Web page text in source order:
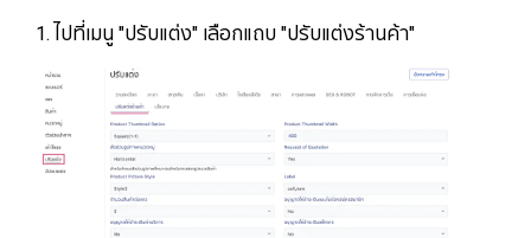
1. ไปที่เมนู "ปรับแต่ง" เลือกแถบ "ปรับแต่งร้านค้า"